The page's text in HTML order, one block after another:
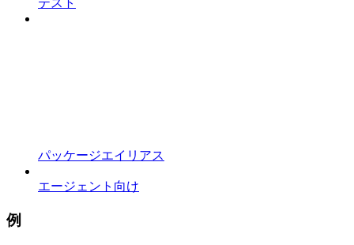
テスト
パッケージエイリアス
エージェント向け
例